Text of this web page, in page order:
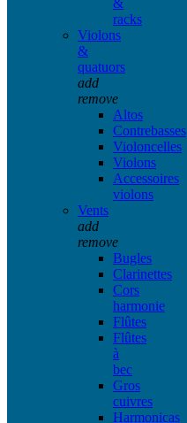
racks
Violons
&
quatuors
add
remove
Altos
Contrebasses
Violoncelles
Violons
Accessoires
violons
Vents
add
remove
Bugles
Clarinettes
Cors
harmonie
Flûtes
Flûtes
à
bec
Gros
cuivres
Harmonicas